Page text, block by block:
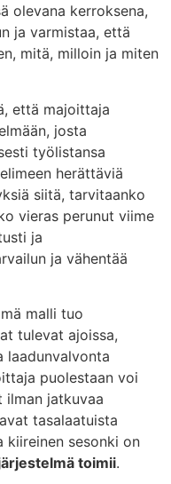
olevana kerroksena,
ja varmistaa, että
mitä, milloin ja miten
että majoittaja
josta
työlistansa
herättäviä
siitä, tarvitaanko
vieras perunut viime
ja
ja vähentää
malli tuo
tulevat ajoissa,
laadunvalvonta
puolestaan voi
ilman jatkuvaa
tasalaatuista
kiireinen sesonki on
toimii.